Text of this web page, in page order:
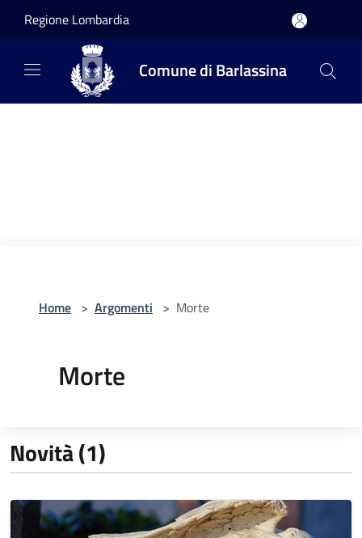
Regione Lombardia
Comune di Barlassina
Home > Argomenti > Morte
Morte
Novità (1)